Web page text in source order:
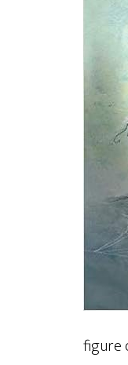
figure